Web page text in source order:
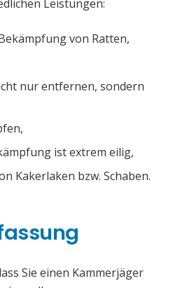
Leistungen:
von Ratten,
nur entfernen, sondern
ist extrem eilig,
Kakerlaken bzw. Schaben.
Sie einen Kammerjäger